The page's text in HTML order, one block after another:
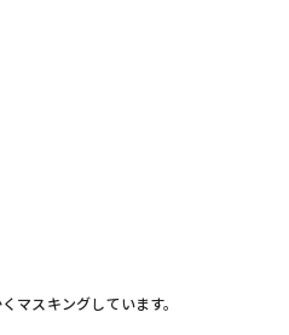
マスキングしています。